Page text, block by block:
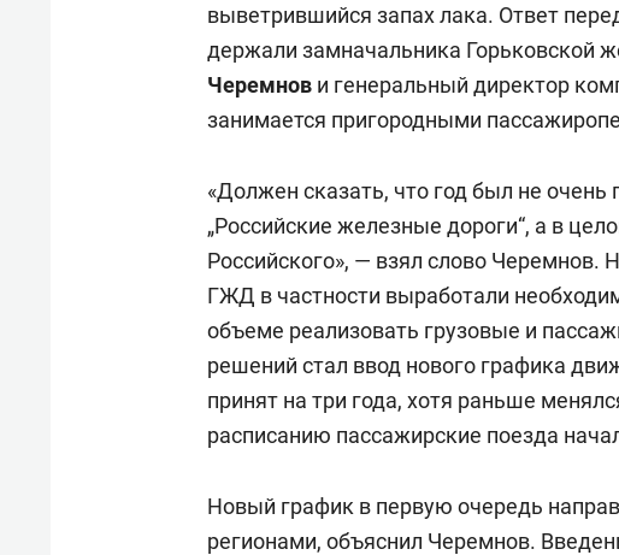
выветрившийся запах лака. Ответ
держали замначальника Горьковской
Черемнов и генеральный директор
занимается пригородными
«Должен сказать, что год был не
„Российские железные дороги“, а в
Российского», — взял слово
ГЖД в частности выработали
объеме реализовать грузовые и
решений стал ввод нового графика
принят на три года, хотя раньше
расписанию пассажирские поезда
Новый график в первую очередь
регионами, объяснил Черемнов.